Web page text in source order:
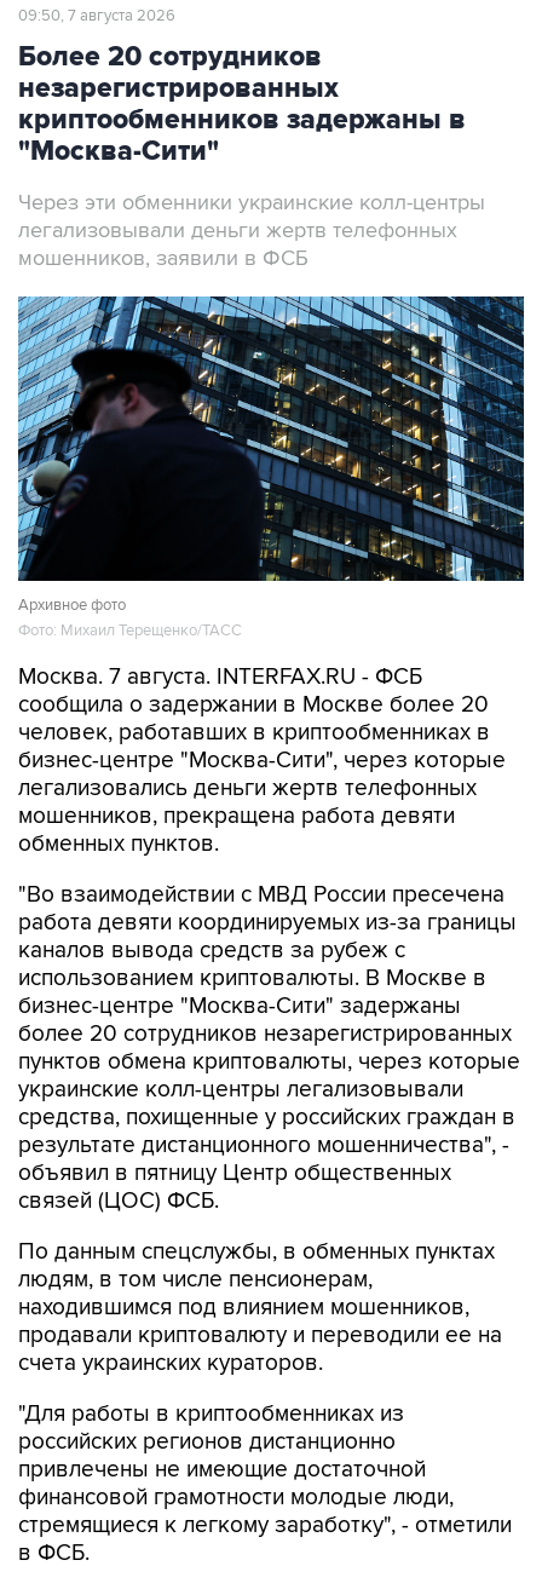
09:50, 7 августа 2026
Более 20 сотрудников
незарегистрированных
криптообменников задержаны в
"Москва-Сити"
Через эти обменники украинские колл-центры
легализовывали деньги жертв телефонных
мошенников, заявили в ФСБ
Архивное фото
Фото: Михаил Терещенко/ТАСС
Москва. 7 августа. INTERFAX.RU - ФСБ
сообщила о задержании в Москве более 20
человек, работавших в криптообменниках в
бизнес-центре "Москва-Сити", через которые
легализовались деньги жертв телефонных
мошенников, прекращена работа девяти
обменных пунктов.
"Во взаимодействии с МВД России пресечена
работа девяти координируемых из-за границы
каналов вывода средств за рубеж с
использованием криптовалюты. В Москве в
бизнес-центре "Москва-Сити" задержаны
более 20 сотрудников незарегистрированных
пунктов обмена криптовалюты, через которые
украинские колл-центры легализовывали
средства, похищенные у российских граждан в
результате дистанционного мошенничества", -
объявил в пятницу Центр общественных
связей (ЦОС) ФСБ.
По данным спецслужбы, в обменных пунктах
людям, в том числе пенсионерам,
находившимся под влиянием мошенников,
продавали криптовалюту и переводили ее на
счета украинских кураторов.
"Для работы в криптообменниках из
российских регионов дистанционно
привлечены не имеющие достаточной
финансовой грамотности молодые люди,
стремящиеся к легкому заработку", - отметили
в ФСБ.